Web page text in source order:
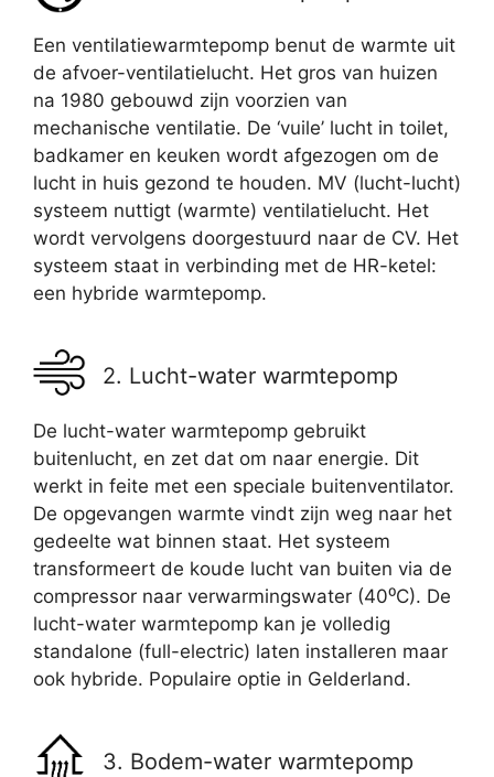
Een ventilatiewarmtepomp benut de warmte uit
de afvoer-ventilatielucht. Het gros van huizen
na 1980 gebouwd zijn voorzien van
mechanische ventilatie. De ‘vuile’ lucht in toilet,
badkamer en keuken wordt afgezogen om de
lucht in huis gezond te houden. MV (lucht-lucht)
systeem nuttigt (warmte) ventilatielucht. Het
wordt vervolgens doorgestuurd naar de CV. Het
systeem staat in verbinding met de HR-ketel:
een hybride warmtepomp.
2. Lucht-water warmtepomp
De lucht-water warmtepomp gebruikt
buitenlucht, en zet dat om naar energie. Dit
werkt in feite met een speciale buitenventilator.
De opgevangen warmte vindt zijn weg naar het
gedeelte wat binnen staat. Het systeem
transformeert de koude lucht van buiten via de
compressor naar verwarmingswater (40⁰C). De
lucht-water warmtepomp kan je volledig
standalone (full-electric) laten installeren maar
ook hybride. Populaire optie in Gelderland.
3. Bodem-water warmtepomp